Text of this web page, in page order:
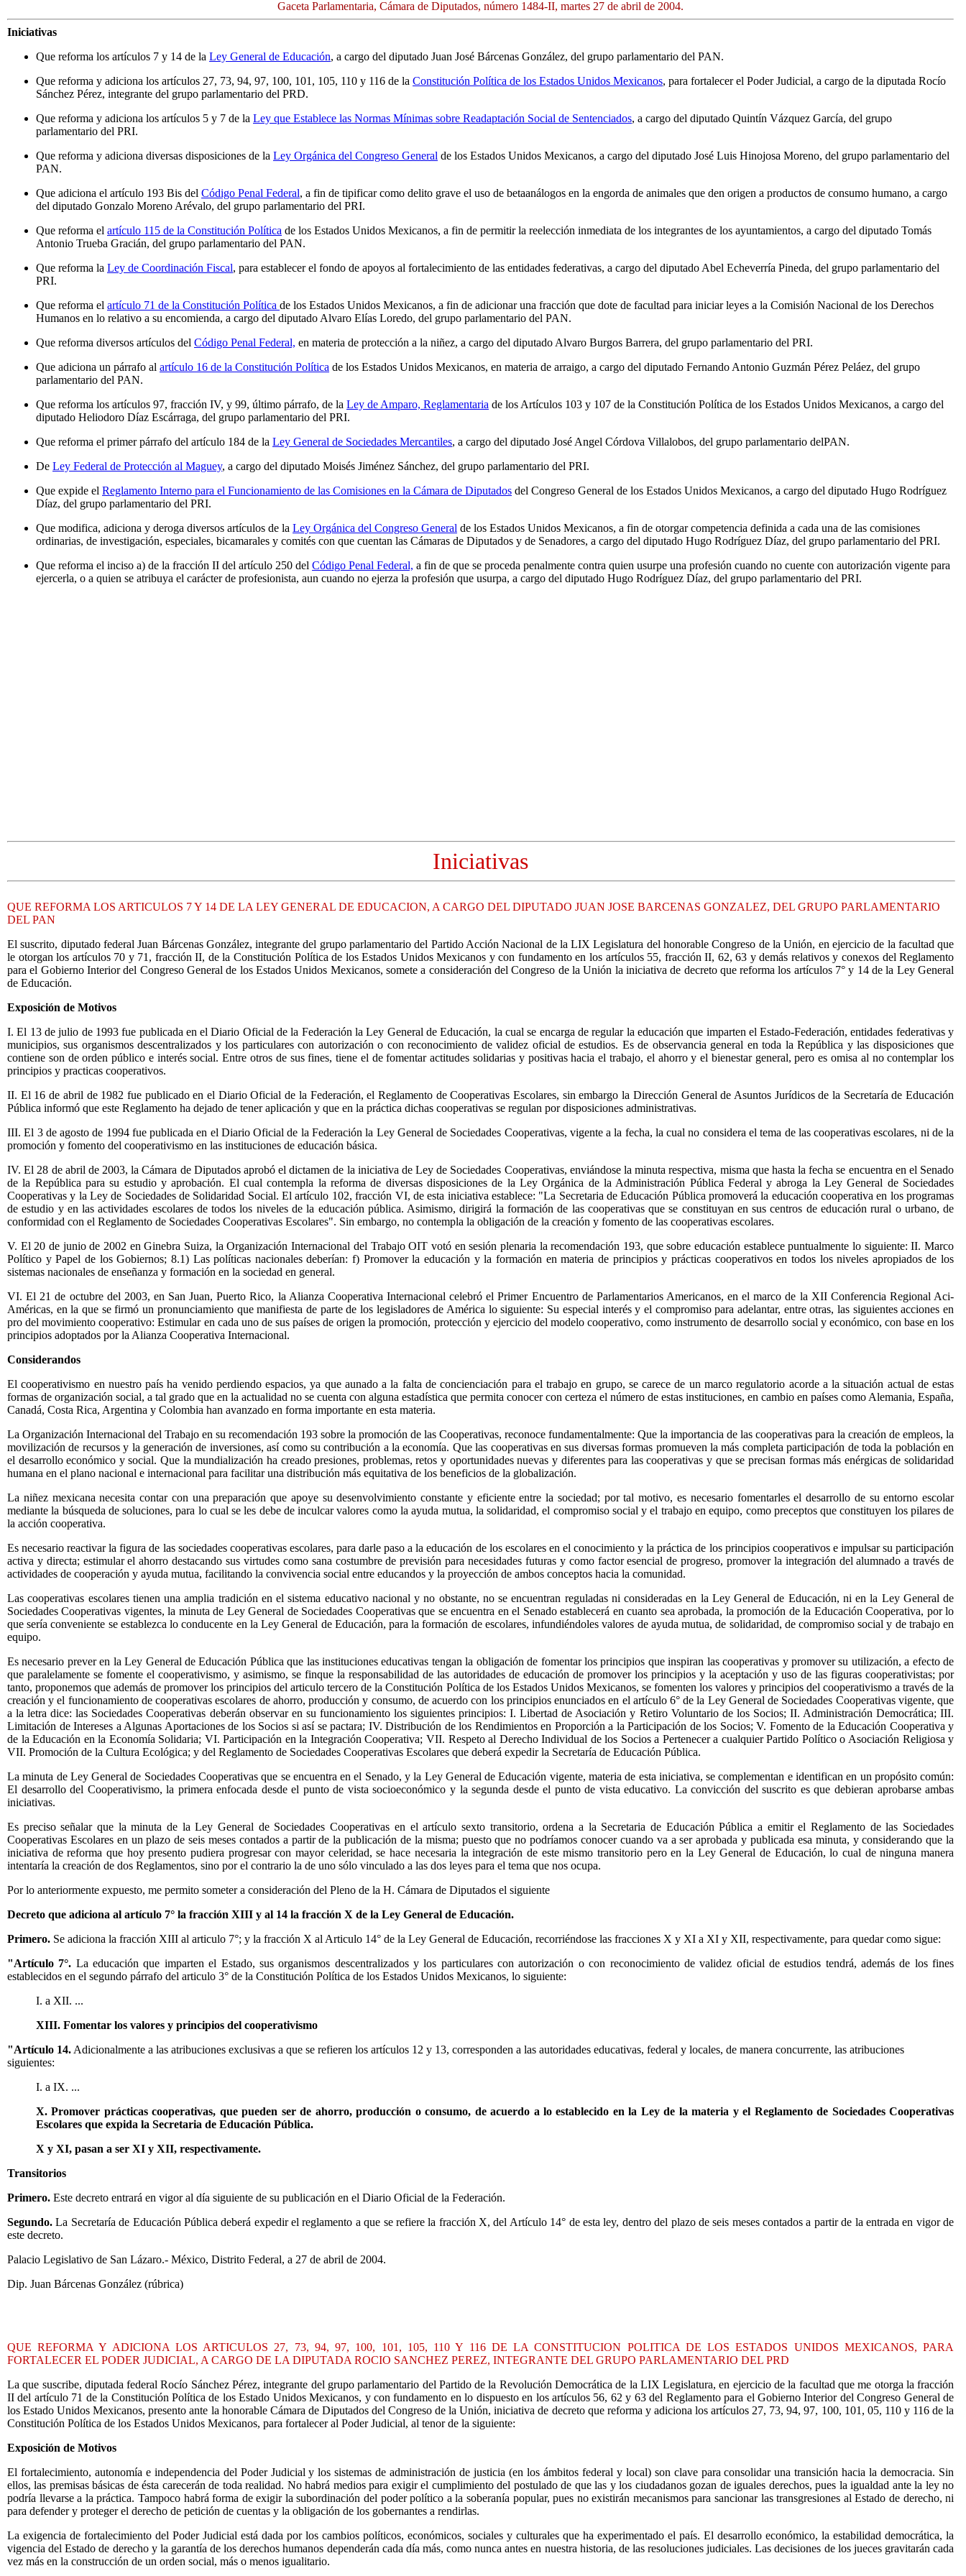
Gaceta Parlamentaria, Cámara de Diputados, número 1484-II, martes 27 de abril de 2004.
Iniciativas
Que reforma los artículos 7 y 14 de la Ley General de Educación, a cargo del diputado Juan José Bárcenas González, del grupo parlamentario del PAN.
Que reforma y adiciona los artículos 27, 73, 94, 97, 100, 101, 105, 110 y 116 de la Constitución Política de los Estados Unidos Mexicanos, para fortalecer el Poder Judicial, a cargo de la diputada Rocío
Sánchez Pérez, integrante del grupo parlamentario del PRD.
Que reforma y adiciona los artículos 5 y 7 de la Ley que Establece las Normas Mínimas sobre Readaptación Social de Sentenciados, a cargo del diputado Quintín Vázquez García, del grupo
parlamentario del PRI.
Que reforma y adiciona diversas disposiciones de la Ley Orgánica del Congreso General de los Estados Unidos Mexicanos, a cargo del diputado José Luis Hinojosa Moreno, del grupo parlamentario del
PAN.
Que adiciona el artículo 193 Bis del Código Penal Federal, a fin de tipificar como delito grave el uso de betaanálogos en la engorda de animales que den origen a productos de consumo humano, a cargo
del diputado Gonzalo Moreno Arévalo, del grupo parlamentario del PRI.
Que reforma el artículo 115 de la Constitución Política de los Estados Unidos Mexicanos, a fin de permitir la reelección inmediata de los integrantes de los ayuntamientos, a cargo del diputado Tomás
Antonio Trueba Gracián, del grupo parlamentario del PAN.
Que reforma la Ley de Coordinación Fiscal, para establecer el fondo de apoyos al fortalecimiento de las entidades federativas, a cargo del diputado Abel Echeverría Pineda, del grupo parlamentario del
PRI.
Que reforma el artículo 71 de la Constitución Política de los Estados Unidos Mexicanos, a fin de adicionar una fracción que dote de facultad para iniciar leyes a la Comisión Nacional de los Derechos
Humanos en lo relativo a su encomienda, a cargo del diputado Alvaro Elías Loredo, del grupo parlamentario del PAN.
Que reforma diversos artículos del Código Penal Federal, en materia de protección a la niñez, a cargo del diputado Alvaro Burgos Barrera, del grupo parlamentario del PRI.
Que adiciona un párrafo al artículo 16 de la Constitución Política de los Estados Unidos Mexicanos, en materia de arraigo, a cargo del diputado Fernando Antonio Guzmán Pérez Peláez, del grupo
parlamentario del PAN.
Que reforma los artículos 97, fracción IV, y 99, último párrafo, de la Ley de Amparo, Reglamentaria de los Artículos 103 y 107 de la Constitución Política de los Estados Unidos Mexicanos, a cargo del
diputado Heliodoro Díaz Escárraga, del grupo parlamentario del PRI.
Que reforma el primer párrafo del artículo 184 de la Ley General de Sociedades Mercantiles, a cargo del diputado José Angel Córdova Villalobos, del grupo parlamentario delPAN.
De Ley Federal de Protección al Maguey, a cargo del diputado Moisés Jiménez Sánchez, del grupo parlamentario del PRI.
Que expide el Reglamento Interno para el Funcionamiento de las Comisiones en la Cámara de Diputados del Congreso General de los Estados Unidos Mexicanos, a cargo del diputado Hugo Rodríguez
Díaz, del grupo parlamentario del PRI.
Que modifica, adiciona y deroga diversos artículos de la Ley Orgánica del Congreso General de los Estados Unidos Mexicanos, a fin de otorgar competencia definida a cada una de las comisiones
ordinarias, de investigación, especiales, bicamarales y comités con que cuentan las Cámaras de Diputados y de Senadores, a cargo del diputado Hugo Rodríguez Díaz, del grupo parlamentario del PRI.
Que reforma el inciso a) de la fracción II del artículo 250 del Código Penal Federal, a fin de que se proceda penalmente contra quien usurpe una profesión cuando no cuente con autorización vigente para
ejercerla, o a quien se atribuya el carácter de profesionista, aun cuando no ejerza la profesión que usurpa, a cargo del diputado Hugo Rodríguez Díaz, del grupo parlamentario del PRI.
Iniciativas
QUE REFORMA LOS ARTICULOS 7 Y 14 DE LA LEY GENERAL DE EDUCACION, A CARGO DEL DIPUTADO JUAN JOSE BARCENAS GONZALEZ, DEL GRUPO PARLAMENTARIO
DEL PAN
El suscrito, diputado federal Juan Bárcenas González, integrante del grupo parlamentario del Partido Acción Nacional de la LIX Legislatura del honorable Congreso de la Unión, en ejercicio de la facultad que
le otorgan los artículos 70 y 71, fracción II, de la Constitución Política de los Estados Unidos Mexicanos y con fundamento en los artículos 55, fracción II, 62, 63 y demás relativos y conexos del Reglamento
para el Gobierno Interior del Congreso General de los Estados Unidos Mexicanos, somete a consideración del Congreso de la Unión la iniciativa de decreto que reforma los artículos 7° y 14 de la Ley General
de Educación.
Exposición de Motivos
I. El 13 de julio de 1993 fue publicada en el Diario Oficial de la Federación la Ley General de Educación, la cual se encarga de regular la educación que imparten el Estado-Federación, entidades federativas y
municipios, sus organismos descentralizados y los particulares con autorización o con reconocimiento de validez oficial de estudios. Es de observancia general en toda la República y las disposiciones que
contiene son de orden público e interés social. Entre otros de sus fines, tiene el de fomentar actitudes solidarias y positivas hacia el trabajo, el ahorro y el bienestar general, pero es omisa al no contemplar los
principios y practicas cooperativos.
II. El 16 de abril de 1982 fue publicado en el Diario Oficial de la Federación, el Reglamento de Cooperativas Escolares, sin embargo la Dirección General de Asuntos Jurídicos de la Secretaría de Educación
Pública informó que este Reglamento ha dejado de tener aplicación y que en la práctica dichas cooperativas se regulan por disposiciones administrativas.
III. El 3 de agosto de 1994 fue publicada en el Diario Oficial de la Federación la Ley General de Sociedades Cooperativas, vigente a la fecha, la cual no considera el tema de las cooperativas escolares, ni de la
promoción y fomento del cooperativismo en las instituciones de educación básica.
IV. El 28 de abril de 2003, la Cámara de Diputados aprobó el dictamen de la iniciativa de Ley de Sociedades Cooperativas, enviándose la minuta respectiva, misma que hasta la fecha se encuentra en el Senado
de la República para su estudio y aprobación. El cual contempla la reforma de diversas disposiciones de la Ley Orgánica de la Administración Pública Federal y abroga la Ley General de Sociedades
Cooperativas y la Ley de Sociedades de Solidaridad Social. El artículo 102, fracción VI, de esta iniciativa establece: "La Secretaria de Educación Pública promoverá la educación cooperativa en los programas
de estudio y en las actividades escolares de todos los niveles de la educación pública. Asimismo, dirigirá la formación de las cooperativas que se constituyan en sus centros de educación rural o urbano, de
conformidad con el Reglamento de Sociedades Cooperativas Escolares". Sin embargo, no contempla la obligación de la creación y fomento de las cooperativas escolares.
V. El 20 de junio de 2002 en Ginebra Suiza, la Organización Internacional del Trabajo OIT votó en sesión plenaria la recomendación 193, que sobre educación establece puntualmente lo siguiente: II. Marco
Político y Papel de los Gobiernos; 8.1) Las políticas nacionales deberían: f) Promover la educación y la formación en materia de principios y prácticas cooperativos en todos los niveles apropiados de los
sistemas nacionales de enseñanza y formación en la sociedad en general.
VI. El 21 de octubre del 2003, en San Juan, Puerto Rico, la Alianza Cooperativa Internacional celebró el Primer Encuentro de Parlamentarios Americanos, en el marco de la XII Conferencia Regional Aci-
Américas, en la que se firmó un pronunciamiento que manifiesta de parte de los legisladores de América lo siguiente: Su especial interés y el compromiso para adelantar, entre otras, las siguientes acciones en
pro del movimiento cooperativo: Estimular en cada uno de sus países de origen la promoción, protección y ejercicio del modelo cooperativo, como instrumento de desarrollo social y económico, con base en los
principios adoptados por la Alianza Cooperativa Internacional.
Considerandos
El cooperativismo en nuestro país ha venido perdiendo espacios, ya que aunado a la falta de concienciación para el trabajo en grupo, se carece de un marco regulatorio acorde a la situación actual de estas
formas de organización social, a tal grado que en la actualidad no se cuenta con alguna estadística que permita conocer con certeza el número de estas instituciones, en cambio en países como Alemania, España,
Canadá, Costa Rica, Argentina y Colombia han avanzado en forma importante en esta materia.
La Organización Internacional del Trabajo en su recomendación 193 sobre la promoción de las Cooperativas, reconoce fundamentalmente: Que la importancia de las cooperativas para la creación de empleos, la
movilización de recursos y la generación de inversiones, así como su contribución a la economía. Que las cooperativas en sus diversas formas promueven la más completa participación de toda la población en
el desarrollo económico y social. Que la mundialización ha creado presiones, problemas, retos y oportunidades nuevas y diferentes para las cooperativas y que se precisan formas más enérgicas de solidaridad
humana en el plano nacional e internacional para facilitar una distribución más equitativa de los beneficios de la globalización.
La niñez mexicana necesita contar con una preparación que apoye su desenvolvimiento constante y eficiente entre la sociedad; por tal motivo, es necesario fomentarles el desarrollo de su entorno escolar
mediante la búsqueda de soluciones, para lo cual se les debe de inculcar valores como la ayuda mutua, la solidaridad, el compromiso social y el trabajo en equipo, como preceptos que constituyen los pilares de
la acción cooperativa.
Es necesario reactivar la figura de las sociedades cooperativas escolares, para darle paso a la educación de los escolares en el conocimiento y la práctica de los principios cooperativos e impulsar su participación
activa y directa; estimular el ahorro destacando sus virtudes como sana costumbre de previsión para necesidades futuras y como factor esencial de progreso, promover la integración del alumnado a través de
actividades de cooperación y ayuda mutua, facilitando la convivencia social entre educandos y la proyección de ambos conceptos hacia la comunidad.
Las cooperativas escolares tienen una amplia tradición en el sistema educativo nacional y no obstante, no se encuentran reguladas ni consideradas en la Ley General de Educación, ni en la Ley General de
Sociedades Cooperativas vigentes, la minuta de Ley General de Sociedades Cooperativas que se encuentra en el Senado establecerá en cuanto sea aprobada, la promoción de la Educación Cooperativa, por lo
que sería conveniente se establezca lo conducente en la Ley General de Educación, para la formación de escolares, infundiéndoles valores de ayuda mutua, de solidaridad, de compromiso social y de trabajo en
equipo.
Es necesario prever en la Ley General de Educación Pública que las instituciones educativas tengan la obligación de fomentar los principios que inspiran las cooperativas y promover su utilización, a efecto de
que paralelamente se fomente el cooperativismo, y asimismo, se finque la responsabilidad de las autoridades de educación de promover los principios y la aceptación y uso de las figuras cooperativistas; por
tanto, proponemos que además de promover los principios del articulo tercero de la Constitución Política de los Estados Unidos Mexicanos, se fomenten los valores y principios del cooperativismo a través de la
creación y el funcionamiento de cooperativas escolares de ahorro, producción y consumo, de acuerdo con los principios enunciados en el artículo 6° de la Ley General de Sociedades Cooperativas vigente, que
a la letra dice: las Sociedades Cooperativas deberán observar en su funcionamiento los siguientes principios: I. Libertad de Asociación y Retiro Voluntario de los Socios; II. Administración Democrática; III.
Limitación de Intereses a Algunas Aportaciones de los Socios si así se pactara; IV. Distribución de los Rendimientos en Proporción a la Participación de los Socios; V. Fomento de la Educación Cooperativa y
de la Educación en la Economía Solidaria; VI. Participación en la Integración Cooperativa; VII. Respeto al Derecho Individual de los Socios a Pertenecer a cualquier Partido Político o Asociación Religiosa y
VII. Promoción de la Cultura Ecológica; y del Reglamento de Sociedades Cooperativas Escolares que deberá expedir la Secretaría de Educación Pública.
La minuta de Ley General de Sociedades Cooperativas que se encuentra en el Senado, y la Ley General de Educación vigente, materia de esta iniciativa, se complementan e identifican en un propósito común:
El desarrollo del Cooperativismo, la primera enfocada desde el punto de vista socioeconómico y la segunda desde el punto de vista educativo. La convicción del suscrito es que debieran aprobarse ambas
iniciativas.
Es preciso señalar que la minuta de la Ley General de Sociedades Cooperativas en el artículo sexto transitorio, ordena a la Secretaria de Educación Pública a emitir el Reglamento de las Sociedades
Cooperativas Escolares en un plazo de seis meses contados a partir de la publicación de la misma; puesto que no podríamos conocer cuando va a ser aprobada y publicada esa minuta, y considerando que la
iniciativa de reforma que hoy presento pudiera progresar con mayor celeridad, se hace necesaria la integración de este mismo transitorio pero en la Ley General de Educación, lo cual de ninguna manera
intentaría la creación de dos Reglamentos, sino por el contrario la de uno sólo vinculado a las dos leyes para el tema que nos ocupa.
Por lo anteriormente expuesto, me permito someter a consideración del Pleno de la H. Cámara de Diputados el siguiente
Decreto que adiciona al artículo 7° la fracción XIII y al 14 la fracción X de la Ley General de Educación.
Primero. Se adiciona la fracción XIII al articulo 7°; y la fracción X al Articulo 14° de la Ley General de Educación, recorriéndose las fracciones X y XI a XI y XII, respectivamente, para quedar como sigue:
"Artículo 7°. La educación que imparten el Estado, sus organismos descentralizados y los particulares con autorización o con reconocimiento de validez oficial de estudios tendrá, además de los fines
establecidos en el segundo párrafo del articulo 3° de la Constitución Política de los Estados Unidos Mexicanos, lo siguiente:
I. a XII. ...
XIII. Fomentar los valores y principios del cooperativismo
"Artículo 14. Adicionalmente a las atribuciones exclusivas a que se refieren los artículos 12 y 13, corresponden a las autoridades educativas, federal y locales, de manera concurrente, las atribuciones
siguientes:
I. a IX. ...
X. Promover prácticas cooperativas, que pueden ser de ahorro, producción o consumo, de acuerdo a lo establecido en la Ley de la materia y el Reglamento de Sociedades Cooperativas
Escolares que expida la Secretaria de Educación Pública.
X y XI, pasan a ser XI y XII, respectivamente.
Transitorios
Primero. Este decreto entrará en vigor al día siguiente de su publicación en el Diario Oficial de la Federación.
Segundo. La Secretaría de Educación Pública deberá expedir el reglamento a que se refiere la fracción X, del Artículo 14° de esta ley, dentro del plazo de seis meses contados a partir de la entrada en vigor de
este decreto.
Palacio Legislativo de San Lázaro.- México, Distrito Federal, a 27 de abril de 2004.
Dip. Juan Bárcenas González (rúbrica)
QUE REFORMA Y ADICIONA LOS ARTICULOS 27, 73, 94, 97, 100, 101, 105, 110 Y 116 DE LA CONSTITUCION POLITICA DE LOS ESTADOS UNIDOS MEXICANOS, PARA
FORTALECER EL PODER JUDICIAL, A CARGO DE LA DIPUTADA ROCIO SANCHEZ PEREZ, INTEGRANTE DEL GRUPO PARLAMENTARIO DEL PRD
La que suscribe, diputada federal Rocío Sánchez Pérez, integrante del grupo parlamentario del Partido de la Revolución Democrática de la LIX Legislatura, en ejercicio de la facultad que me otorga la fracción
II del artículo 71 de la Constitución Política de los Estado Unidos Mexicanos, y con fundamento en lo dispuesto en los artículos 56, 62 y 63 del Reglamento para el Gobierno Interior del Congreso General de
los Estado Unidos Mexicanos, presento ante la honorable Cámara de Diputados del Congreso de la Unión, iniciativa de decreto que reforma y adiciona los artículos 27, 73, 94, 97, 100, 101, 05, 110 y 116 de la
Constitución Política de los Estados Unidos Mexicanos, para fortalecer al Poder Judicial, al tenor de la siguiente:
Exposición de Motivos
El fortalecimiento, autonomía e independencia del Poder Judicial y los sistemas de administración de justicia (en los ámbitos federal y local) son clave para consolidar una transición hacia la democracia. Sin
ellos, las premisas básicas de ésta carecerán de toda realidad. No habrá medios para exigir el cumplimiento del postulado de que las y los ciudadanos gozan de iguales derechos, pues la igualdad ante la ley no
podría llevarse a la práctica. Tampoco habrá forma de exigir la subordinación del poder político a la soberanía popular, pues no existirán mecanismos para sancionar las transgresiones al Estado de derecho, ni
para defender y proteger el derecho de petición de cuentas y la obligación de los gobernantes a rendirlas.
La exigencia de fortalecimiento del Poder Judicial está dada por los cambios políticos, económicos, sociales y culturales que ha experimentado el país. El desarrollo económico, la estabilidad democrática, la
vigencia del Estado de derecho y la garantía de los derechos humanos dependerán cada día más, como nunca antes en nuestra historia, de las resoluciones judiciales. Las decisiones de los jueces gravitarán cada
vez más en la construcción de un orden social, más o menos igualitario.